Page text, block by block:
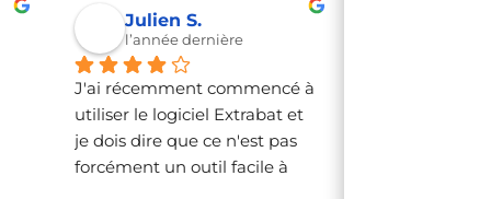
Nous recommandons
Julien S.
l’année dernière
J'ai récemment commencé à
utiliser le logiciel Extrabat et
je dois dire que ce n'est pas
forcément un outil facile à